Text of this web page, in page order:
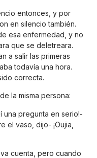
entonces, y por
en silencio también.
esa enfermedad, y no
que se deletreara.
a salir las primeras
todavía una hora.
correcta.
la misma persona:
una pregunta en serio!-
vaso, dijo- ¡Oujia,
cuenta, pero cuando